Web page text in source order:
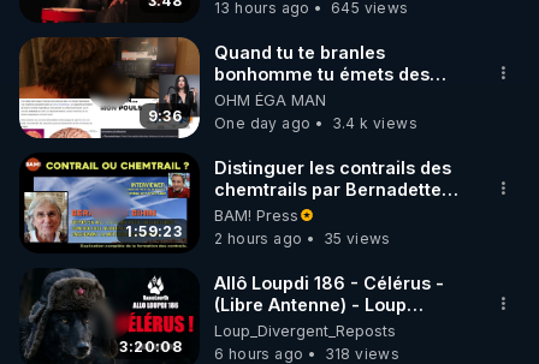
code : REGENERE10
▶ 30 jours gratuit sur l’application de méditation et
de bien-être ENVOL :
Rendez-vous sur https://www.envol.app/code
le code : REGENERE
13 hours ago 645 views
9:36
Quand tu te branles
bonhomme tu émets des
ondes ils ont juste omis de
t'expliquer
OHM ÉGA MAN
One day ago
3.4 k views
1:59:23
Distinguer les contrails des
chemtrails par Bernadette
Bihin
BAM! Press
2 hours ago
35 views
3:20:08
Allô Loupdi 186 - Célérus -
(Libre Antenne) - Loup
Divergent 2026.08.06
Loup_Divergent_Reposts
6 hours ago
318 views